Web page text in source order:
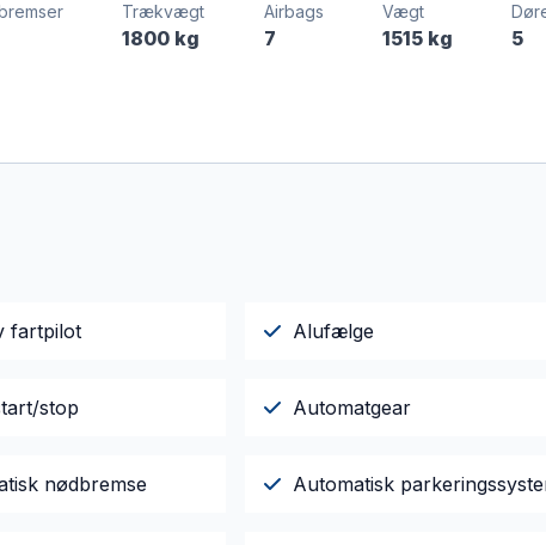
Trækvægt
1800 kg
Airbags
7
Vægt
1515 kg 5
fartpilot Alufælge
stop Automatgear
nødbremse Automatisk